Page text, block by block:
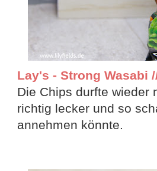
Lay's - Strong Wasabi
Die Chips durfte wieder
richtig lecker und so
annehmen könnte.